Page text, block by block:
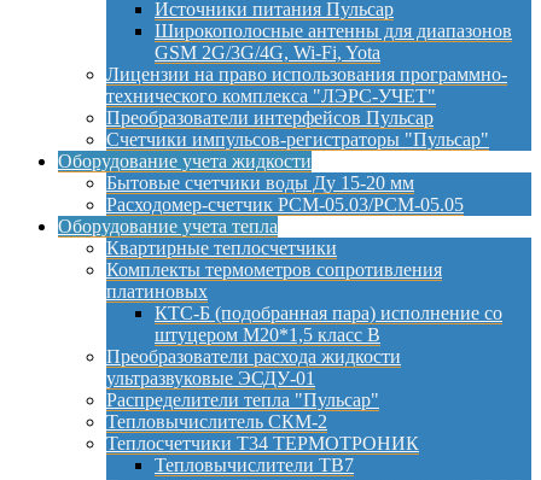
Источники питания Пульсар
Широкополосные антенны для диапазонов
GSM 2G/3G/4G, Wi-Fi, Yota
Лицензии на право использования программно-
технического комплекса "ЛЭРС-УЧЕТ"
Преобразователи интерфейсов Пульсар
Счетчики импульсов-регистраторы "Пульсар"
Оборудование учета жидкости
Бытовые счетчики воды Ду 15-20 мм
Расходомер-счетчик РСМ-05.03/РСМ-05.05
Оборудование учета тепла
Квартирные теплосчетчики
Комплекты термометров сопротивления
платиновых
КТС-Б (подобранная пара) исполнение со
штуцером М20*1,5 класс B
Преобразователи расхода жидкости
ультразвуковые ЭСДУ-01
Распределители тепла "Пульсар"
Тепловычислитель СКМ-2
Теплосчетчики Т34 ТЕРМОТРОНИК
Тепловычислители ТВ7